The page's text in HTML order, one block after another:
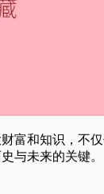
富和知识，不
与未来的关键。